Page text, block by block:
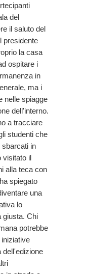
del
il saluto del
presidente
la casa
ospitare i
in
ma i
nelle spiagge
dell'interno.
a tracciare
studenti che
sbarcati in
visitato il
alla teca con
spiegato
una
lo
giusta. Chi
potrebbe
dell'edizione